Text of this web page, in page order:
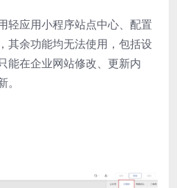
轻应用小程序站点中心、配置
其余功能均无法使用，包括设
能在企业网站修改、更新内